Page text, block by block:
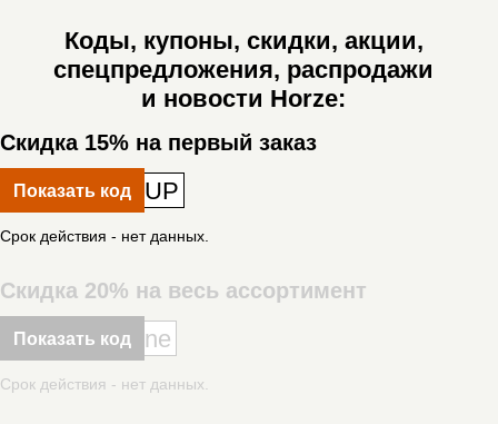
Коды, купоны, скидки, акции,
спецпредложения, распродажи
и новости Horze:
Скидка 15% на первый заказ
Показать код UP
Срок действия - нет данных.
Скидка 20% на весь ассортимент
Показать код ne
Срок действия - нет данных.